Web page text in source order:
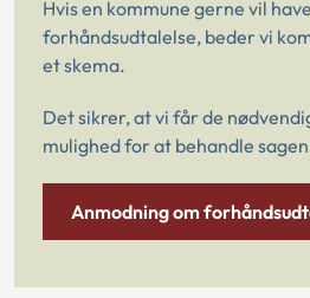
Hvis en kommune gerne vil
forhåndsudtalelse, beder vi
et skema.
Det sikrer, at vi får de
mulighed for at behandle
Anmodning om